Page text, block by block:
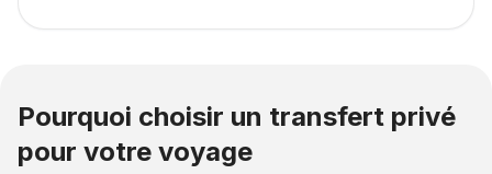
Pourquoi choisir un transfert privé
pour votre voyage